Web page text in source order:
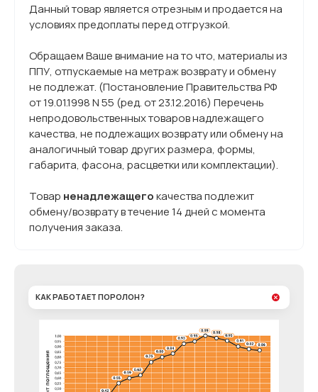
КАК РАБОТАЕТ ПОРОЛОН?
Данный товар является отрезным и продается на
условиях предоплаты перед отгрузкой.
Обращаем Ваше внимание на то что, материалы из
ППУ, отпускаемые на метраж возврату и обмену
не подлежат. (Постановление Правительства РФ
от 19.01.1998 N 55 (ред. от 23.12.2016) Перечень
непродовольственных товаров надлежащего
качества, не подлежащих возврату или обмену на
аналогичный товар других размера, формы,
габарита, фасона, расцветки или комплектации).
Товар ненадлежащегокачества подлежит
обмену/возврату в течение 14 дней с момента
получения заказа.